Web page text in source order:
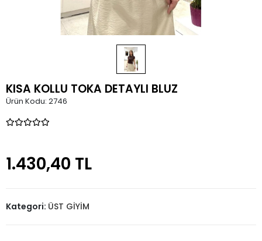
KISA KOLLU TOKA DETAYLI BLUZ
Ürün Kodu: 2746
1.430,40 TL
Kategori: ÜST GİYİM